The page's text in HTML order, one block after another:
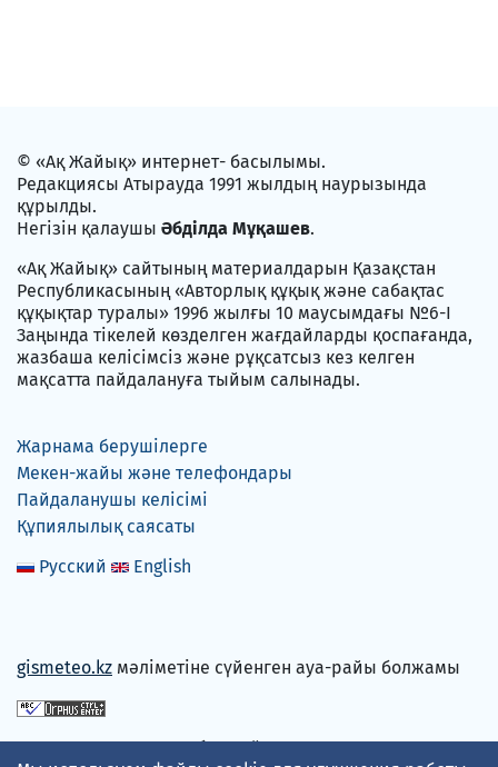
© «Ақ Жайық» интернет- басылымы.
Редакциясы Атырауда 1991 жылдың наурызында
құрылды.
Негізін қалаушы Әбділда Мұқашев.
«Ақ Жайық» сайтының материалдарын Қазақстан
Республикасының «Авторлық құқық және сабақтас
құқықтар туралы» 1996 жылғы 10 маусымдағы №6-I
Заңында тікелей көзделген жағдайларды қоспағанда,
жазбаша келісімсіз және рұқсатсыз кез келген
мақсатта пайдалануға тыйым салынады.
Жарнама берушілерге
Мекен-жайы және телефондары
Пайдаланушы келісімі
Құпиялылық саясаты
Русский
English
gismeteo.kz мәліметіне сүйенген ауа-райы болжамы
Төлем карталарын қабылдаймыз